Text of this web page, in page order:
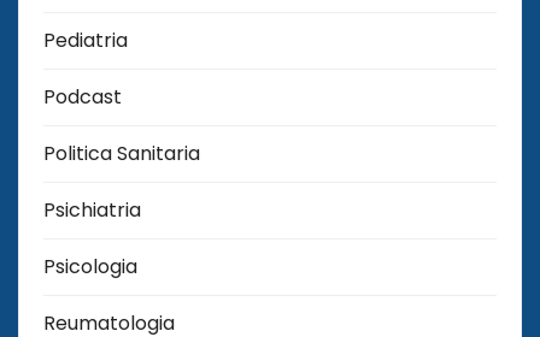
Pediatria
Podcast
Politica Sanitaria
Psichiatria
Psicologia
Reumatologia